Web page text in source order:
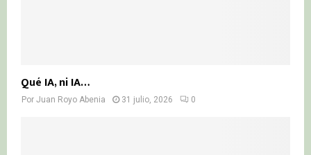
Qué IA, ni IA…
Por Juan Royo Abenia 31 julio, 2026 0